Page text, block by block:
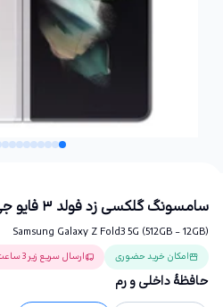
سامسونگ گلکسی زد فولد ۳ فایو جی ظرفیت 512GB رم 12GB
Samsung Galaxy Z Fold3 5G (512GB - 12GB)
امکان خرید حضوری ارسال سریع زیر 3 ساعت
حافظهٔ داخلی و رم